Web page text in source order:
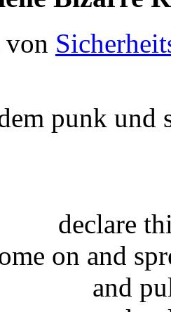
von
punk und
declare
on and
and